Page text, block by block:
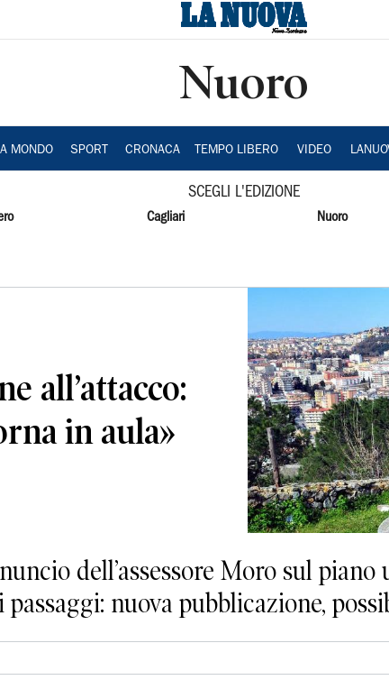
Nuoro
MONDO SPORT CRONACA TEMPO LIBERO VIDEO
SCEGLI L'EDIZIONE
Cagliari Nuoro
all’attacco:
in aula»
dell’assessore Moro sul
nuova pubblicazione,